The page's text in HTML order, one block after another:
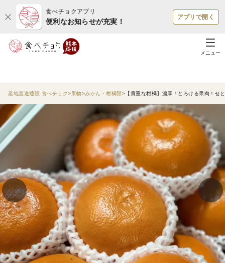
食べチョクアプリ
便利なお知らせが充実！
アプリで開く
メニュー
産地直送通販 食べチョク 果物 みかん・柑橘類 【貴重な柑橘】濃厚！とろける果肉！